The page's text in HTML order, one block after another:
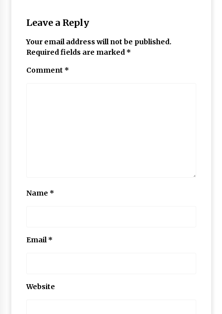
Leave a Reply
Your email address will not be published.
Required fields are marked *
Comment *
Name *
Email*
Website